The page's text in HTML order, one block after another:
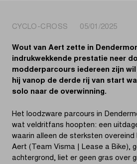
CYCLO-CROSS 05/01/2025
Wout van Aert zette in
indrukwekkende prestatie neer
modderparcours iedereen zijn
hij vanop de derde rij van start
solo naar de overwinning.
Het loodzware parcours in
wat veldritfans hoopten: een
waarin alleen de sterksten overeind
Aert (Team Visma | Lease a Bike),
achtergrond, liet er geen gras over